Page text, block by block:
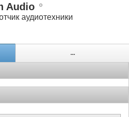
Audio
аудиотехники
...